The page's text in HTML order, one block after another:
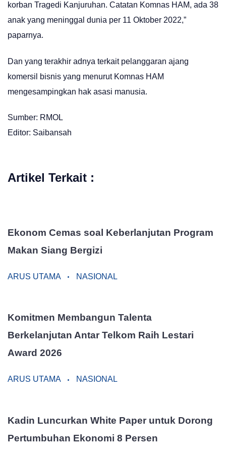
korban Tragedi Kanjuruhan. Catatan Komnas HAM, ada 38
anak yang meninggal dunia per 11 Oktober 2022,”
paparnya.
Dan yang terakhir adnya terkait pelanggaran ajang
komersil bisnis yang menurut Komnas HAM
mengesampingkan hak asasi manusia.
Sumber: RMOL
Editor: Saibansah
Artikel Terkait :
Ekonom Cemas soal Keberlanjutan Program
Makan Siang Bergizi
ARUS UTAMA NASIONAL
Komitmen Membangun Talenta
Berkelanjutan Antar Telkom Raih Lestari
Award 2026
ARUS UTAMA NASIONAL
Kadin Luncurkan White Paper untuk Dorong
Pertumbuhan Ekonomi 8 Persen